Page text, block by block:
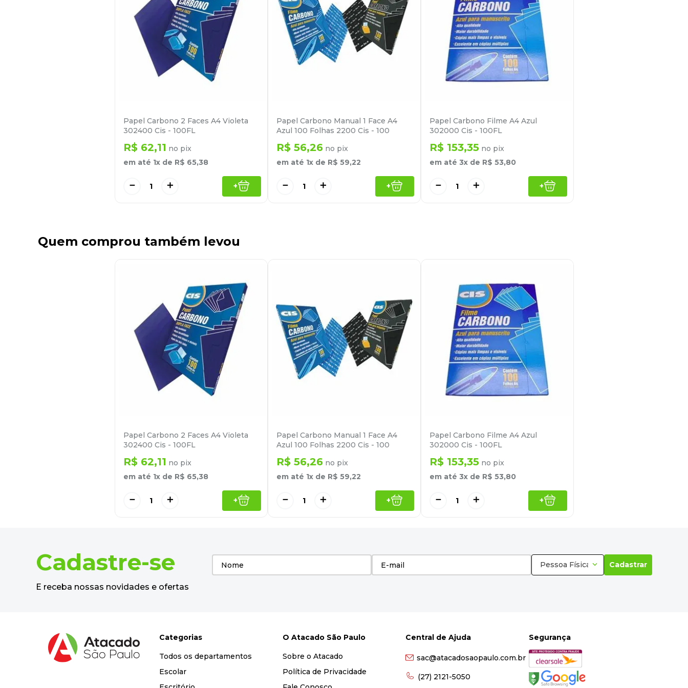
Papel Carbono 2 Faces A4 Violeta
302400 Cis - 100FL
R$ 62,11 no pix
em até 1x de R$ 65,38
＋
－ +
Papel Carbono Manual 1 Face A4
Azul 100 Folhas 2200 Cis - 100
R$ 56,26no pix
em até 1x de R$ 59,22
＋
－ +
Papel Carbono Filme A4 Azul
302000 Cis - 100FL
R$ 153,35no pix
em até 3x de R$ 53,80
＋
－ +
Quem comprou também levou
Papel Carbono 2 Faces A4 Violeta
302400 Cis - 100FL
R$ 62,11 no pix
em até 1x de R$ 65,38
＋
－ +
Papel Carbono Manual 1 Face A4
Azul 100 Folhas 2200 Cis - 100
R$ 56,26no pix
em até 1x de R$ 59,22
＋
－ +
Papel Carbono Filme A4 Azul
302000 Cis - 100FL
R$ 153,35no pix
em até 3x de R$ 53,80
＋
－ +
Cadastre-se
E receba nossas novidades e ofertas
Pessoa Física Cadastrar
Categorias
Todos os departamentos
Escolar
O Atacado São Paulo
Sobre o Atacado
Política de Privacidade
Central de Ajuda
sac@atacadosaopaulo.com.br
(27) 2121-5050
Segurança